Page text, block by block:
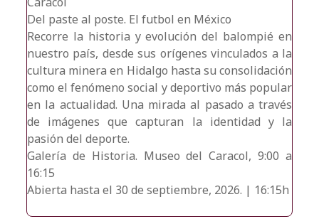
Del paste al poste. El futbol en México
Recorre la historia y evolución del balompié en
nuestro país, desde sus orígenes vinculados a la
cultura minera en Hidalgo hasta su consolidación
como el fenómeno social y deportivo más popular
en la actualidad. Una mirada al pasado a través
de imágenes que capturan la identidad y la
pasión del deporte.
Galería de Historia. Museo del Caracol, 9:00 a
16:15
Abierta hasta el 30 de septiembre, 2026. | 16:15h